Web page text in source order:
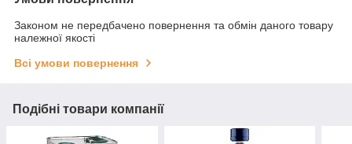
Законом не передбачено повернення та обмін даного товару
належної якості
Всі умови повернення
Подібні товари компанії